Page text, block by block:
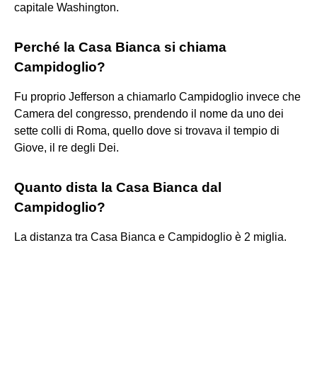
capitale Washington.
Perché la Casa Bianca si chiama
Campidoglio?
Fu proprio Jefferson a chiamarlo Campidoglio invece che
Camera del congresso, prendendo il nome da uno dei
sette colli di Roma, quello dove si trovava il tempio di
Giove, il re degli Dei.
Quanto dista la Casa Bianca dal
Campidoglio?
La distanza tra Casa Bianca e Campidoglio è 2 miglia.